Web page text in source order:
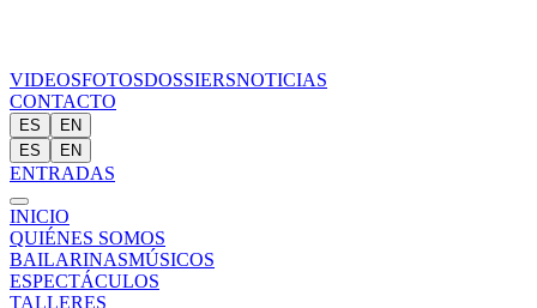
VIDEOSFOTOSDOSSIERSNOTICIAS
CONTACTO
ES
EN
ES
EN
ENTRADAS
INICIO
QUIÉNES SOMOS
BAILARINASMÚSICOS
ESPECTÁCULOS
TALLERES